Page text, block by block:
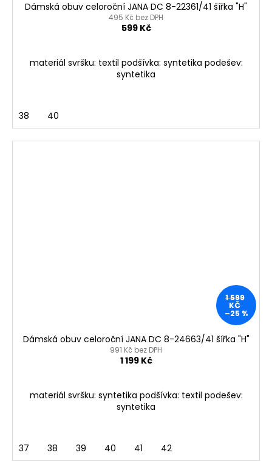
Dámská obuv celoroční JANA DC 8-22361/41 šířka "H"
495 Kč bez DPH
599 Kč
materiál svršku: textil podšívka: syntetika podešev:
syntetika
38 40
1 599
KČ
–25 %
Dámská obuv celoroční JANA DC 8-24663/41 šířka "H"
991 Kč bez DPH
1 199 Kč
materiál svršku: syntetika podšívka: textil podešev:
syntetika
37 38 39 40 41 42